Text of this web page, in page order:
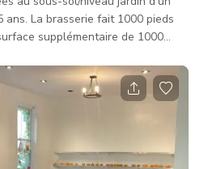
La brasserie fait 1000 pieds
supplémentaire de 1000
Le plafond est constitué de
et les murs sont en pierre et en
peut accueillir 49 personnes
sur le côté avant du